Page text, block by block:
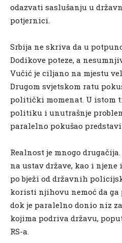
odazvati saslušanju u
potjernici.
Srbija ne skriva da u
Dodikove poteze, a
Vučić je ciljano na mjestu
Drugom svjetskom ratu
politički momenat. U istom
politiku i unutrašnje
paralelno pokušao
Realnost je mnogo
na ustav države, kao i njene
po bježi od državnih
koristi njihovu nemoć da ga
dok je paralelno donio niz
kojima podriva državu,
RS-a.